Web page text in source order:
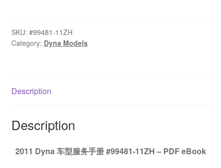
务
手
quantity
SKU: #99481-11ZH
Category: Dyna Models
Description
Description
2011 Dyna 车型服务手册 #99481-11ZH – PDF eBook